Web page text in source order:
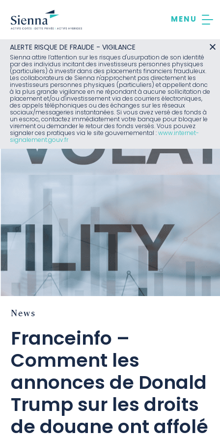
contenu
ALERTE RISQUE DE FRAUDE - VIGILANCE
Sienna attire l’attention sur les risques d'usurpation de son identité
par des individus incitant des investisseurs personnes physiques
(particuliers) à investir dans des placements financiers frauduleux.
Les collaborateurs de Sienna n'approchent pas directement les
investisseurs personnes physiques (particuliers) et appellent donc
à la plus grande vigilance en ne répondant à aucune sollicitation de
placement et/ou d'investissement via des courriers électroniques,
des appels téléphoniques ou des échanges sur les réseaux
sociaux/messageries instantanées. Si vous avez versé des fonds à
un escroc, contactez immédiatement votre banque pour bloquer le
virement ou demander le retour des fonds versés. Vous pouvez
signaler ces pratiques via le site gouvernemental : www.internet-
signalement.gouv.fr
News
Franceinfo –
Comment les
annonces de Donald
Trump sur les droits
de douane ont affolé